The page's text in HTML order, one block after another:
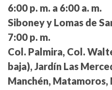
6:00 p. m. a 6:00 a. m.
Siboney y Lomas de
7:00 p. m.
Col. Palmira, Col.
baja), Jardín Las
Manchén,